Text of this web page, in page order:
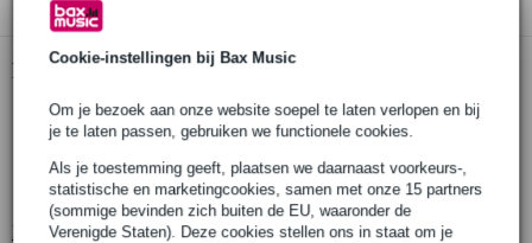
Cookie-instellingen bij Bax Music
Om je bezoek aan onze website soepel te laten verlopen en bij
je te laten passen, gebruiken we functionele cookies.
Als je toestemming geeft, plaatsen we daarnaast voorkeurs-,
statistische en marketingcookies, samen met onze 15 partners
(sommige bevinden zich buiten de EU, waaronder de
Verenigde Staten). Deze cookies stellen ons in staat om je
Productinformatie
Sennheiser XSW-D Instrument Base Set
draadloos gitaarsysteem
frequentieband: 2.4 GHz. Wereldwijd te gebruiken, zonder
vergunning
Bekijk alle productspecificaties